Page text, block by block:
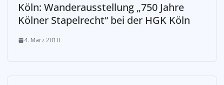
Köln: Wanderausstellung „750 Jahre
Kölner Stapelrecht“ bei der HGK Köln
4. März 2010